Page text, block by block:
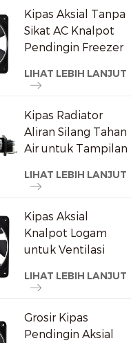
Kipas Aksial Tanpa
Sikat AC Knalpot
Pendingin Freezer
LIHAT LEBIH LANJUT
Kipas Radiator
Aliran Silang Tahan
Air untuk Tampilan
LIHAT LEBIH LANJUT
Kipas Aksial
Knalpot Logam
untuk Ventilasi
LIHAT LEBIH LANJUT
Grosir Kipas
Pendingin Aksial